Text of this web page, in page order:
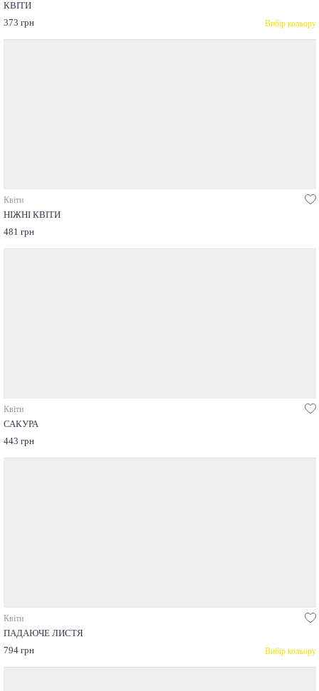
КВІТИ
373 грн
Вибір кольору
Квіти
НІЖНІ КВІТИ
481 грн
Квіти
САКУРА
443 грн
Квіти
ПАДАЮЧЕ ЛИСТЯ
794 грн
Вибір кольору